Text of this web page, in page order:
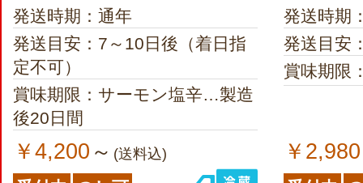
発送時期：通年
発送目安：7～10日後（着日指
定不可）
賞味期限：サーモン塩辛…製造
後20日間
￥4,200 ～ (送料込)
発送時期
発送目安
賞味期限
￥2,980